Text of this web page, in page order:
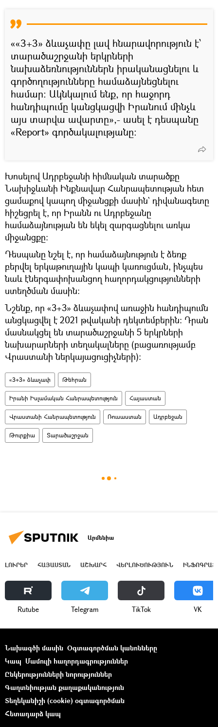
««3+3» ձևաչափը լավ հնարավորություն է՝
տարածաշրջանի երկրների
նախաձեռնություններն իրականացնելու և
գործողությունները համաձայնեցնելու
համար։ Ակնկալում ենք, որ հաջորդ
հանդիպումը կանցկացվի Իրանում մինչև
այս տարվա ավարտը»,- ասել է դեսպանը
«Report» գործակալությանը։
Խոսելով Ադրբեջանի հիմնական տարածքը
Նախիջևանի Ինքնավար Հանրապետության հետ
ցամաքով կապող միջանցքի մասին` դիվանագետը
հիշեցրել է, որ Իրանն ու Ադրբեջանը
համաձայնության են եկել զարգացնելու առկա
միջանցքը։
Դեսպանը նշել է, որ համաձայնություն է ձեռք
բերվել երկաթուղային կապի կառուցման, ինչպես
նաև էներգափոխանցող հաղորդակցությունների
ստեղծման մասին։
Նշենք, որ «3+3» ձևաչափով առաջին հանդիպումն
անցկացվել է 2021 թվականի դեկտեմբերին։ Դրան
մասնակցել են տարածաշրջանի 5 երկրների
նախարարների տեղակալները (բացառությամբ
Վրաստանի ներկայացուցիչների)։
«3+3» ձևաչափ Թեհրան
Իրանի Իսլամական Հանրապետություն Հայաստան
Վրաստանի Հանրապետություն Ռուսաստան Ադրբեջան
Թուրքիա Տարածաշրջան
Արմենիա
ԼՈՒՐԵՐ ՀԱՅԱՍՏԱՆ ԱՇԽԱՐՀ ՎԵՐԼՈՒԾՈՒԹՅՈՒՆ
Rutube Telegram ТikТоk VK
Նախագծի մասին Օգտագործման կանոնները
Կապ Մամուլի հաղորդագրություններ
Ընկերությունների նորություններ
Գաղտնիության քաղաքականություն
Տեղեկանիշի (cookie) օգտագործման
Հետադարձ կապ